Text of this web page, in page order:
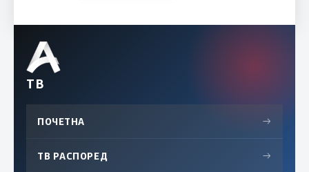
ТВ
ПОЧЕТНА →
ТВ РАСПОРЕД →